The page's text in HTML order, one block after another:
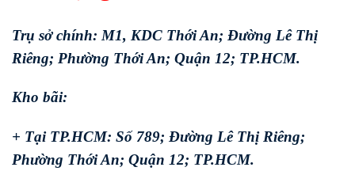
Trụ sở chính: M1, KDC Thới An; Đường Lê Thị
Riêng; Phường Thới An; Quận 12; TP.HCM.
Kho bãi:
+ Tại TP.HCM: Số 789; Đường Lê Thị Riêng;
Phường Thới An; Quận 12; TP.HCM.